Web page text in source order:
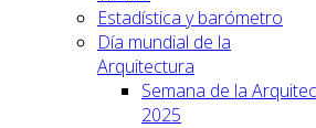
Estadística y barómetro
Día mundial de la
Arquitectura
Semana de la
2025